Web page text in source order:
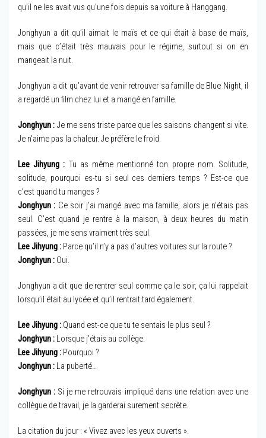
qu’il ne les avait vus qu’une fois depuis sa voiture à Hanggang.
Jonghyun a dit qu’il aimait le maïs et ce qui était à base de maïs,
mais que c’était très mauvais pour le régime, surtout si on en
mangeait la nuit.
Jonghyun a dit qu’avant de venir retrouver sa famille de Blue Night, il
a regardé un film chez lui et a mangé en famille.
Jonghyun : Je me sens triste parce que les saisons changent si vite.
Je n’aime pas la chaleur. Je préfère le froid.
Lee Jihyung : Tu as même mentionné ton propre nom. Solitude,
solitude, pourquoi es-tu si seul ces derniers temps ? Est-ce que
c’est quand tu manges ?
Jonghyun : Ce soir j’ai mangé avec ma famille, alors je n’étais pas
seul. C’est quand je rentre à la maison, à deux heures du matin
passées, je me sens vraiment très seul.
Lee Jihyung : Parce qu’il n’y a pas d’autres voitures sur la route ?
Jonghyun : Oui.
Jonghyun a dit que de rentrer seul comme ça le soir, ça lui rappelait
lorsqu’il était au lycée et qu’il rentrait tard également.
Lee Jihyung : Quand est-ce que tu te sentais le plus seul ?
Jonghyun : Lorsque j’étais au collège.
Lee Jihyung : Pourquoi ?
Jonghyun : La puberté…
Jonghyun : Si je me retrouvais impliqué dans une relation avec une
collègue de travail, je la garderai surement secrète.
La citation du jour : « Vivez avec les yeux ouverts ».